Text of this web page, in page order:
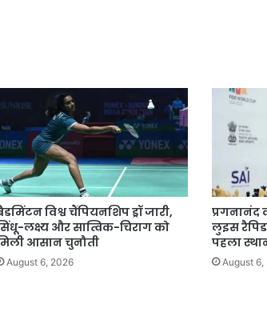
विश्व चैंपियनशिप ड्रॉ जारी,
लक्ष्य और सात्विक-चिराग को
आसान चुनौती
August 6, 2026
प्रगनानंद
लुइस
पहला
August 6,